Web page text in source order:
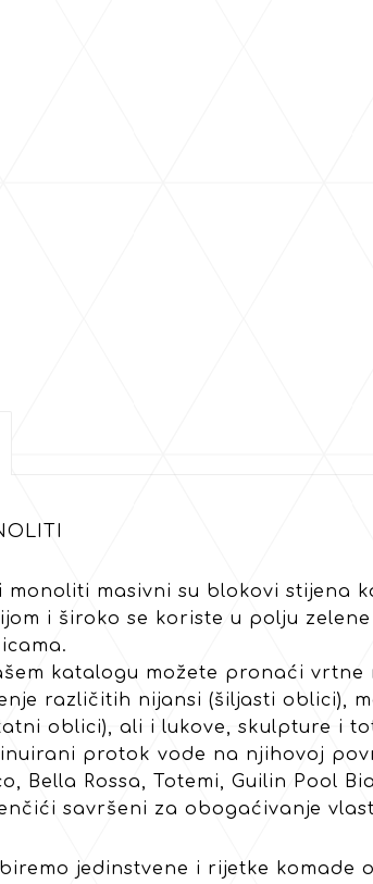
monoliti masivni su blokovi stijena
i široko se koriste u polju
katalogu možete pronaći
različitih nijansi (šiljasti oblici),
oblici), ali i lukove, skulpture i
protok vode na njihovoj
Bella Rossa, Totemi, Guilin Pool
savršeni za obogaćivanje
jedinstvene i rijetke komade